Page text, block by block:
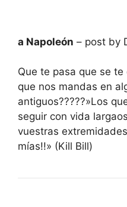
a Napoleón – post by
Que te pasa que se
que nos mandas en
antiguos?????»Los
seguir con vida
vuestras
mías!!» (Kill Bill)